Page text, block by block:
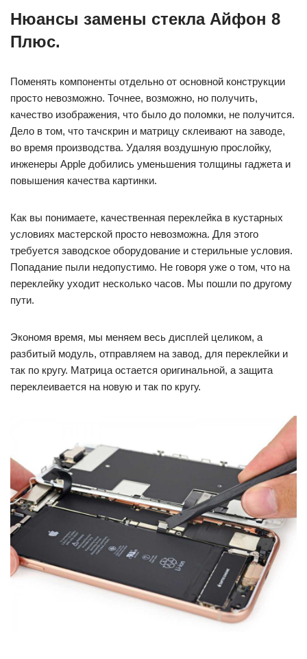
Нюансы замены стекла Айфон 8
Плюс.
Поменять компоненты отдельно от основной конструкции
просто невозможно. Точнее, возможно, но получить,
качество изображения, что было до поломки, не получится.
Дело в том, что тачскрин и матрицу склеивают на заводе,
во время производства. Удаляя воздушную прослойку,
инженеры Apple добились уменьшения толщины гаджета и
повышения качества картинки.
Как вы понимаете, качественная переклейка в кустарных
условиях мастерской просто невозможна. Для этого
требуется заводское оборудование и стерильные условия.
Попадание пыли недопустимо. Не говоря уже о том, что на
переклейку уходит несколько часов. Мы пошли по другому
пути.
Экономя время, мы меняем весь дисплей целиком, а
разбитый модуль, отправляем на завод, для переклейки и
так по кругу. Матрица остается оригинальной, а защита
переклеивается на новую и так по кругу.